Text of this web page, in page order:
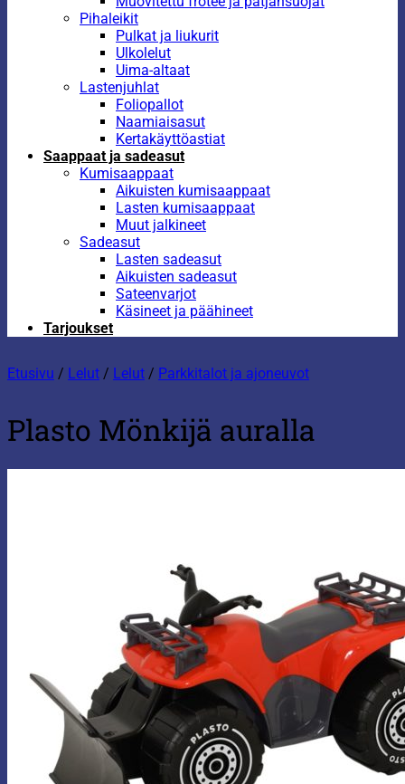
Pihaleikit
Pulkat ja liukurit
Ulkolelut
Uima-altaat
Lastenjuhlat
Foliopallot
Naamiaisasut
Kertakäyttöastiat
Saappaat ja sadeasut
Kumisaappaat
Aikuisten kumisaappaat
Lasten kumisaappaat
Muut jalkineet
Sadeasut
Lasten sadeasut
Aikuisten sadeasut
Sateenvarjot
Käsineet ja päähineet
Tarjoukset
Etusivu / Lelut / Lelut / Parkkitalot ja ajoneuvot
Plasto Mönkijä auralla